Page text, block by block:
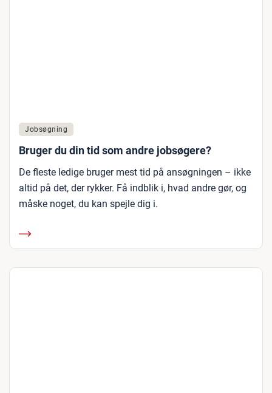
Jobsøgning
Bruger du din tid som andre jobsøgere?
De fleste ledige bruger mest tid på ansøgningen – ikke
altid på det, der rykker. Få indblik i, hvad andre gør, og
måske noget, du kan spejle dig i.